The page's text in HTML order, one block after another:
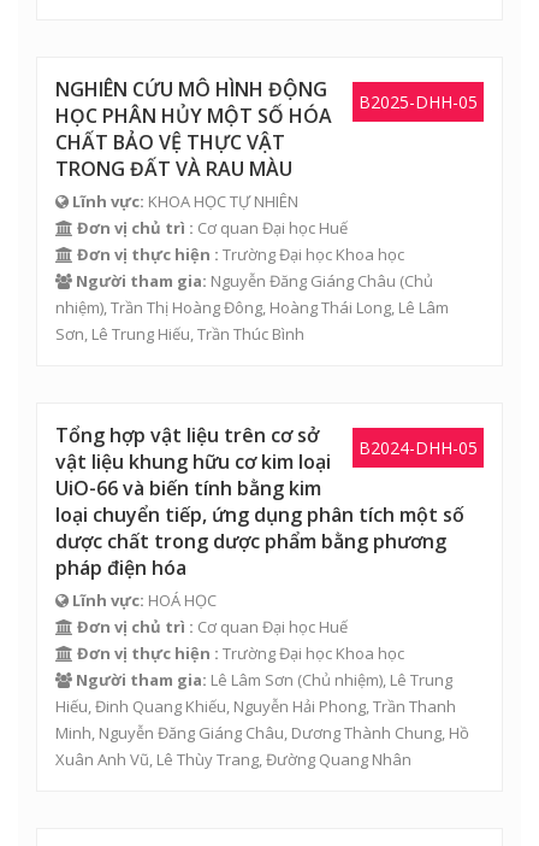
B2025-DHH-05
NGHIÊN CỨU MÔ HÌNH ĐỘNG
HỌC PHÂN HỦY MỘT SỐ HÓA
CHẤT BẢO VỆ THỰC VẬT
TRONG ĐẤT VÀ RAU MÀU
Lĩnh vực: KHOA HỌC TỰ NHIÊN
Đơn vị chủ trì : Cơ quan Đại học Huế
Đơn vị thực hiện : Trường Đại học Khoa học
Người tham gia: Nguyễn Đăng Giáng Châu (Chủ
nhiệm),Trần Thị Hoàng Đông, Hoàng Thái Long, Lê Lâm
Sơn, Lê Trung Hiếu,Trần Thúc Bình
B2024-DHH-05
Tổng hợp vật liệu trên cơ sở
vật liệu khung hữu cơ kim loại
UiO-66 và biến tính bằng kim
loại chuyển tiếp, ứng dụng phân tích một số
dược chất trong dược phẩm bằng phương
pháp điện hóa
Lĩnh vực: HOÁ HỌC
Đơn vị chủ trì : Cơ quan Đại học Huế
Đơn vị thực hiện : Trường Đại học Khoa học
Người tham gia: Lê Lâm Sơn (Chủ nhiệm), Lê Trung
Hiếu,Đinh Quang Khiếu, Nguyễn Hải Phong,Trần Thanh
Minh, Nguyễn Đăng Giáng Châu, Dương Thành Chung, Hồ
Xuân Anh Vũ, Lê Thùy Trang, Đường Quang Nhân